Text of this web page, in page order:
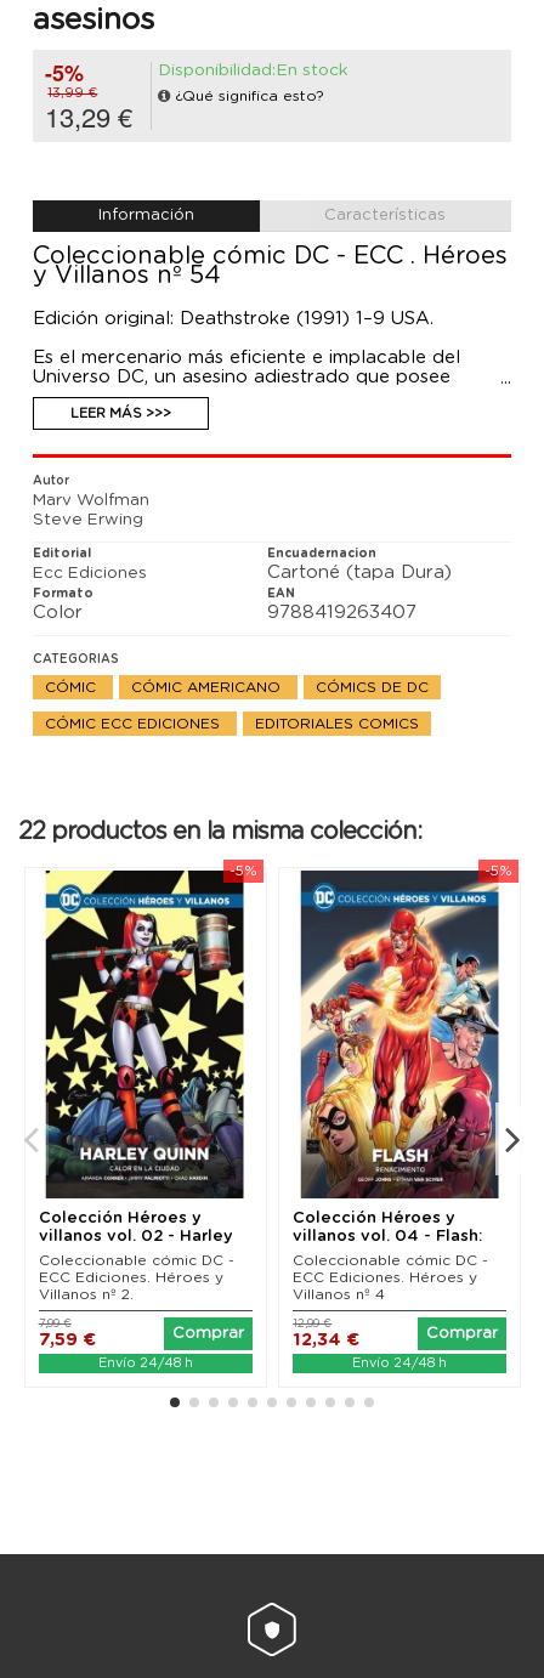
asesinos
-5%
13,99 €
13,29 €
Disponibilidad:En stock
¿Qué significa esto?
Información Características
Coleccionable cómic DC - ECC . Héroes
y Villanos nº 54
Edición original: Deathstroke (1991) 1–9 USA.
Es el mercenario más eficiente e implacable del
Universo DC, un asesino adiestrado que posee
habilidades sobrehumanas que han causado
estragos entre los Jóvenes Titanes. Se llama Slade
Wilson, alias Deathstroke el Exterminador. Y en
Ciudad de asesinos se enfrenta a los retos más
complicados de su carrera cuando el Destructor, su
hijo, regresa de la tumba dispuesto a vengarse y...
¡cuando termina enfrentándose a Batman durante
una misión en Gotham City!
LEER MÁS >>>
Autor
Marv Wolfman
Steve Erwing
Editorial
Ecc Ediciones
Encuadernacion
Cartoné (tapa Dura)
Formato
Color
EAN
9788419263407
CATEGORIAS
CÓMIC CÓMIC AMERICANO CÓMICS DE DC
CÓMIC ECC EDICIONES EDITORIALES COMICS
22 productos en la misma colección:
-5%
Colección Héroes y
villanos vol. 02 - Harley
Quinn: Calor en...
Coleccionable cómic DC -
ECC Ediciones. Héroes y
Villanos nº 2.
7,59 €
7,99 €
Comprar
Envío 24/48 h
-5%
Colección Héroes y
villanos vol. 04 - Flash:
Renacimiento
Coleccionable cómic DC -
ECC Ediciones. Héroes y
Villanos nº 4
12,34 €
12,99 €
Comprar
Envío 24/48 h